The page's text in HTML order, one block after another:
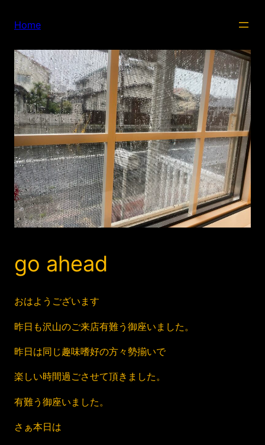
Home
go ahead
おはようございます
昨日も沢山のご来店有難う御座いました。
昨日は同じ趣味嗜好の方々勢揃いで
楽しい時間過ごさせて頂きました。
有難う御座いました。
さぁ本日は